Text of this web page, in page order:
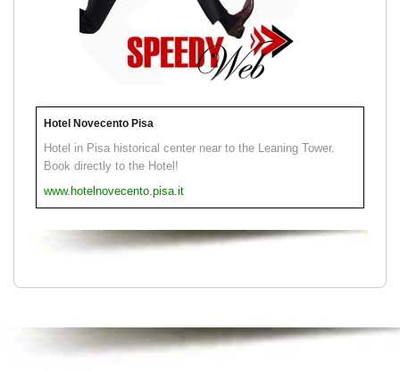
Hotel Novecento Pisa
Hotel in Pisa historical center near to the Leaning Tower.
Book directly to the Hotel!
www.hotelnovecento.pisa.it